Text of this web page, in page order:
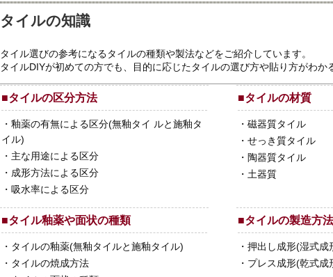
タイルの知識
タイル選びの参考になるタイルの種類や製法などをご紹介しています。
タイルDIYが初めての方でも、目的に応じたタイルの選び方や貼り方がわか
■タイルの区分方法
・ 釉薬の有無による区分(無釉タイ ルと施釉タ
イル)
・ 主な用途による区分
・ 成形方法による区分
・ 吸水率による区分
■タイルの材質
・ 磁器質タイル
・ せっき質タイル
・ 陶器質タイル
・ 土器質
■タイル釉薬や面状の種類
・ タイルの釉薬(無釉タイルと施釉タイル)
・ タイルの焼成方法
■タイルの製造方法
・ 押出し成形(湿式成
・ プレス成形(乾式成